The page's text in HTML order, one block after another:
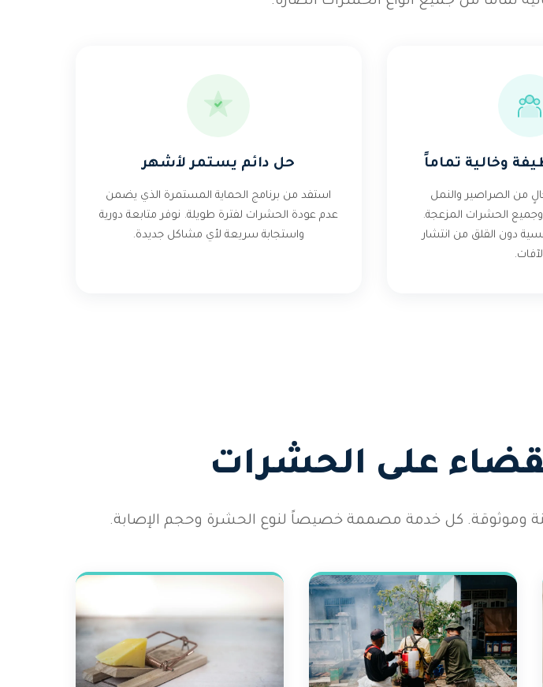
وخالية تماماً
من الصراصير والنمل
الحشرات المزعجة.
دون القلق من انتشار
حل دائم يستمر لأشهر
استفد من برنامج الحماية المستمرة الذي يضمن
عدم عودة الحشرات لفترة طويلة. نوفر متابعة دورية
واستجابة سريعة لأي مشاكل جديدة.
على الحشرات
وموثوقة. كل خدمة مصممة خصيصاً لنوع الحشرة وحجم الإصابة.